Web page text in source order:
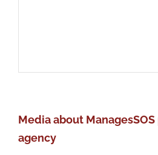
Media about
agency